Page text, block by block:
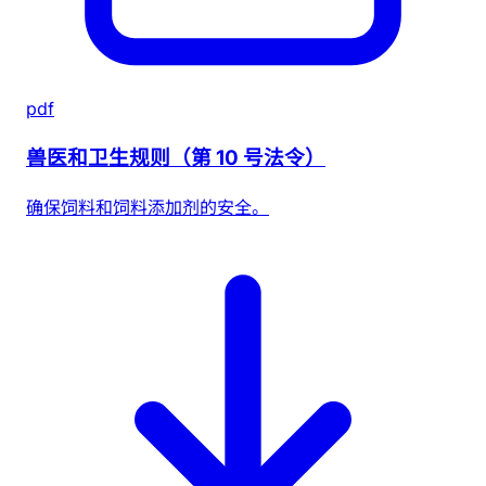
pdf
兽医和卫生规则（第 10 号法令）
确保饲料和饲料添加剂的安全。